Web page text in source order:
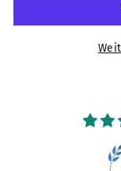
Laminier
Maschine,
12.9&quot;